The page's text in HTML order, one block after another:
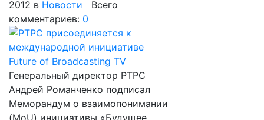
2012 в Новости Всего
комментариев: 0
Генеральный директор РТРС
Андрей Романченко подписал
Меморандум о взаимопонимании
(MoU) инициативы «Будущее